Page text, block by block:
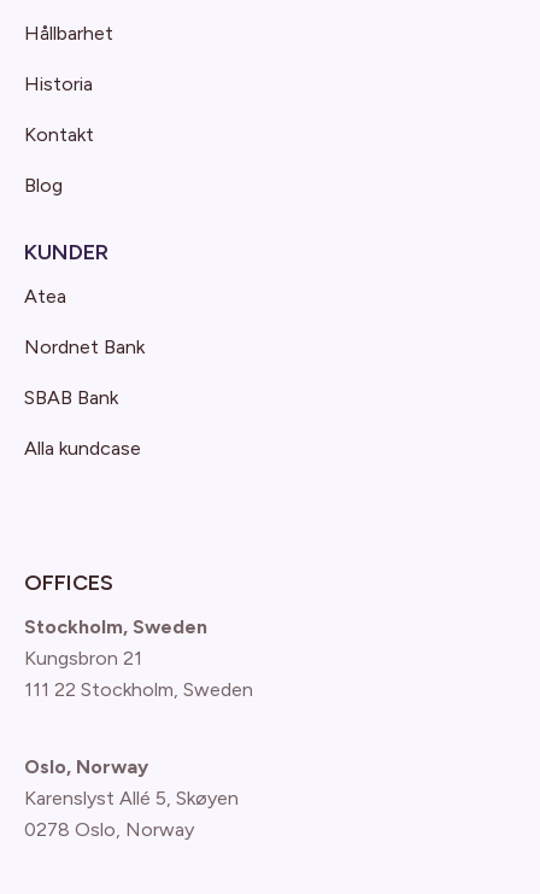
Hållbarhet
Historia
Kontakt
Blog
KUNDER
Atea
Nordnet Bank
SBAB Bank
Alla kundcase
OFFICES
Stockholm, Sweden
Kungsbron 21
111 22 Stockholm, Sweden
Oslo, Norway
Karenslyst Allé 5, Skøyen
0278 Oslo, Norway